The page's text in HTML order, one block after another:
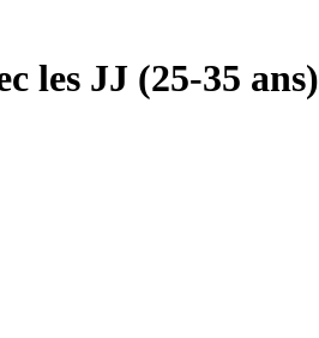
les JJ (25-35 ans)